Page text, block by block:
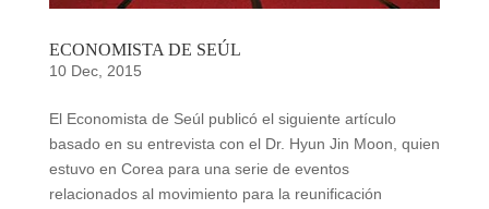
ECONOMISTA DE SEÚL
10 Dec, 2015
El Economista de Seúl publicó el siguiente artículo
basado en su entrevista con el Dr. Hyun Jin Moon, quien
estuvo en Corea para una serie de eventos
relacionados al movimiento para la reunificación